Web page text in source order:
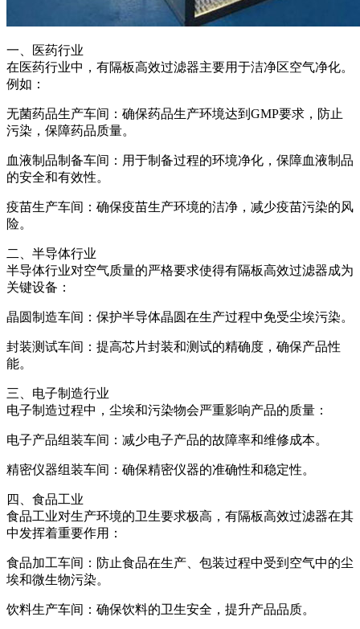
一、医药行业
在医药行业中，有隔板高效过滤器主要用于洁净区空气净化。
例如：
无菌药品生产车间：确保药品生产环境达到GMP要求，防止
污染，保障药品质量。
血液制品制备车间：用于制备过程的环境净化，保障血液制品
的安全和有效性。
疫苗生产车间：确保疫苗生产环境的洁净，减少疫苗污染的风
险。
二、半导体行业
半导体行业对空气质量的严格要求使得有隔板高效过滤器成为
关键设备：
晶圆制造车间：保护半导体晶圆在生产过程中免受尘埃污染。
封装测试车间：提高芯片封装和测试的精确度，确保产品性
能。
三、电子制造行业
电子制造过程中，尘埃和污染物会严重影响产品的质量：
电子产品组装车间：减少电子产品的故障率和维修成本。
精密仪器组装车间：确保精密仪器的准确性和稳定性。
四、食品工业
食品工业对生产环境的卫生要求极高，有隔板高效过滤器在其
中发挥着重要作用：
食品加工车间：防止食品在生产、包装过程中受到空气中的尘
埃和微生物污染。
饮料生产车间：确保饮料的卫生安全，提升产品品质。